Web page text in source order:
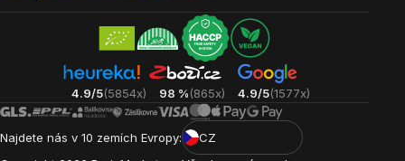
4.9/5(5854x) 98 %(865x) 4.9/5(1577x)
Najdete nás v 10 zemích Evropy:
CZ